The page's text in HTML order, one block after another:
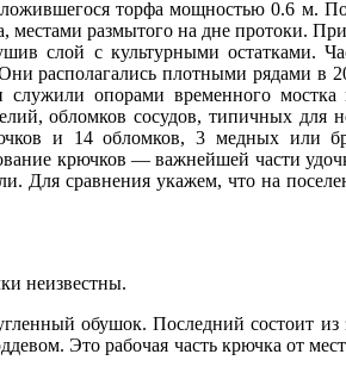
торфа мощностью 0.6 м.
местами размытого на дне протоки.
слой с культурными остатками.
располагались плотными рядами в
опорами временного мостка
обломков сосудов, типичных для
и 14 обломков, 3 медных или
крючков — важнейшей части
Для сравнения укажем, что на
неизвестны.
обушок. Последний состоит из
Это рабочая часть крючка от